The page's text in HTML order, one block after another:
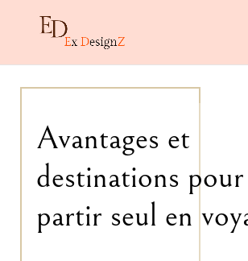
Avantages et
destinations pour
partir seul en